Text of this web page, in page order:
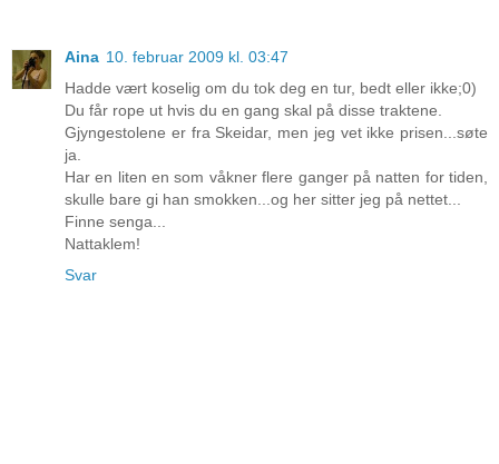
Aina 10. februar 2009 kl. 03:47
Hadde vært koselig om du tok deg en tur, bedt eller ikke;0)
Du får rope ut hvis du en gang skal på disse traktene.
Gjyngestolene er fra Skeidar, men jeg vet ikke prisen...søte
ja.
Har en liten en som våkner flere ganger på natten for tiden,
skulle bare gi han smokken...og her sitter jeg på nettet...
Finne senga...
Nattaklem!
Svar